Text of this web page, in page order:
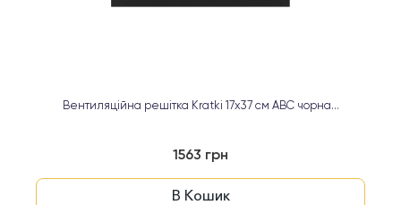
Вентиляційна решітка Kratki 17х37 см ABC чорна...
1563 грн
В Кошик